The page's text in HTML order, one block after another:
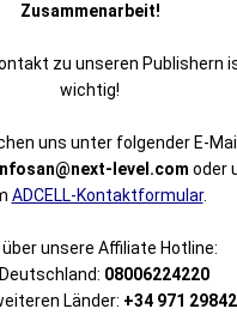
Zusammenarbeit!
zu unseren Publishern
wichtig!
uns unter folgender E-
level.com oder
ADCELL-Kontaktformular.
über unsere Affiliate Hotline:
08006224220
Länder: +34 971